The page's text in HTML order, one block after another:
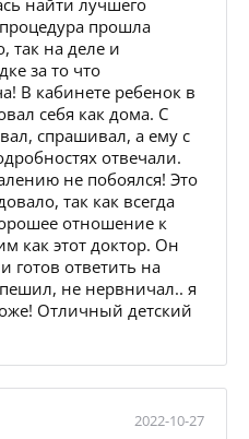
прошла
так на деле и
за то что
В кабинете ребенок в
себя как дома. С
спрашивал, а ему с
отвечали.
не побоялся! Это
так как всегда
отношение к
как этот доктор. Он
ответить на
не нервничал.. я
Отличный детский
2022-10-27